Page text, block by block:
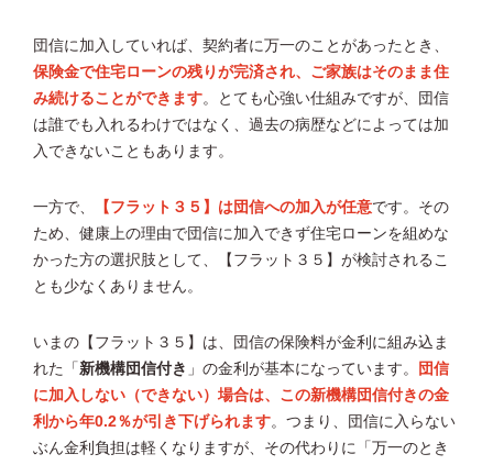
団信に加入していれば、契約者に万一のことがあったとき、
保険金で住宅ローンの残りが完済され、ご家族はそのまま住
み続けることができます。とても心強い仕組みですが、団信
は誰でも入れるわけではなく、過去の病歴などによっては加
入できないこともあります。
一方で、 【フラット３５】は団信への加入が任意です。その
ため、健康上の理由で団信に加入できず住宅ローンを組めな
かった方の選択肢として、【フラット３５】が検討されるこ
とも少なくありません。
いまの【フラット３５】は、団信の保険料が金利に組み込ま
れた「 新機構団信付き 」の金利が基本になっています。
団信
に加入しない（できない）場合は、この新機構団信付きの金
利から年0.2％が引き下げられます。つまり、団信に入らない
ぶん金利負担は軽くなりますが、その代わりに「万一のとき